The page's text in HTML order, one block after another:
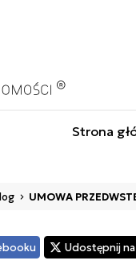
Strona
UMOWA
Udostępnij